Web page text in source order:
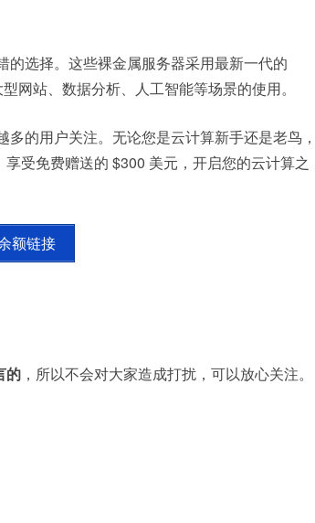
选择。这些裸金属服务器采用最新一代的
网站、数据分析、人工智能等场景的使用。
的用户关注。无论您是云计算新手还是老鸟
受免费赠送的 $300 美元，开启您的云计算之
额链接
的 ，所以不会对大家造成打扰，可以放心关注。